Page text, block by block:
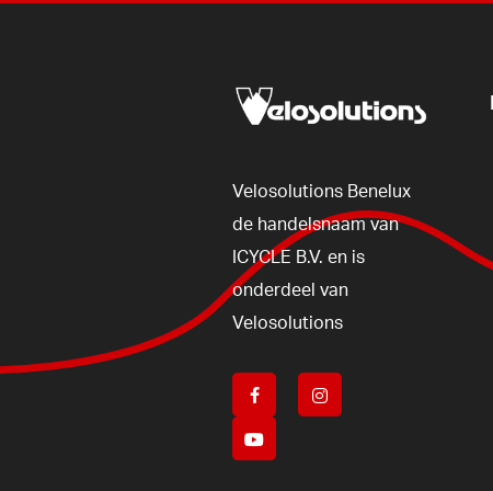
Velosolutions Benelux
de handelsnaam van
ICYCLE B.V. en is
onderdeel van
Velosolutions